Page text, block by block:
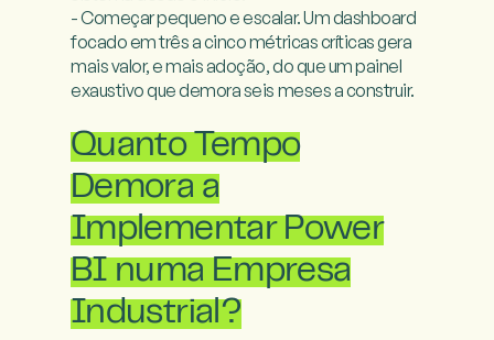
- Começar pequeno e escalar. Um dashboard
focado em três a cinco métricas críticas gera
mais valor, e mais adoção, do que um painel
exaustivo que demora seis meses a construir.
Quanto Tempo
Demora a
Implementar Power
BI numa Empresa
Industrial?